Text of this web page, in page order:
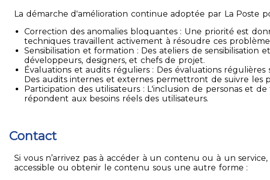
La démarche d'amélioration continue adoptée par La Poste
Correction des anomalies bloquantes : Une priorité est
techniques travaillent activement à résoudre ces
Sensibilisation et formation : Des ateliers de
développeurs, designers, et chefs de projet.
Évaluations et audits réguliers : Des évaluations
Des audits internes et externes permettront de suivre les
Participation des utilisateurs : L'inclusion de personas et
répondent aux besoins réels des utilisateurs.
Contact
Si vous n’arrivez pas à accéder à un contenu ou à un
accessible ou obtenir le contenu sous une autre forme :